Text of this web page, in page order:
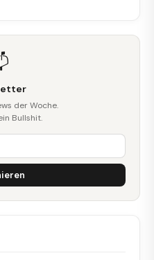
der Woche.
Bullshit.